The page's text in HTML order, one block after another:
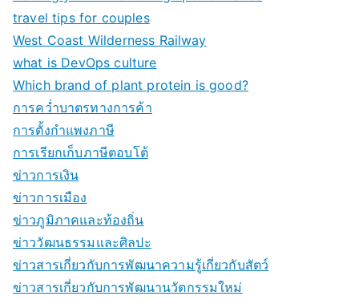
travel tips for couples
West Coast Wilderness Railway
what is DevOps culture
Which brand of plant protein is good?
การคว่ำบาตรทางการค้า
การตั้งกำแพงภาษี
การเรียกเก็บภาษีตอบโต้
ข่าวการเงิน
ข่าวการเมือง
ข่าวภูมิภาคและท้องถิ่น
ข่าววัฒนธรรมและศิลปะ
ข่าวสารเกี่ยวกับการพัฒนาความรู้เกี่ยวกับสัตว์
ข่าวสารเกี่ยวกับการพัฒนานวัตกรรมใหม่